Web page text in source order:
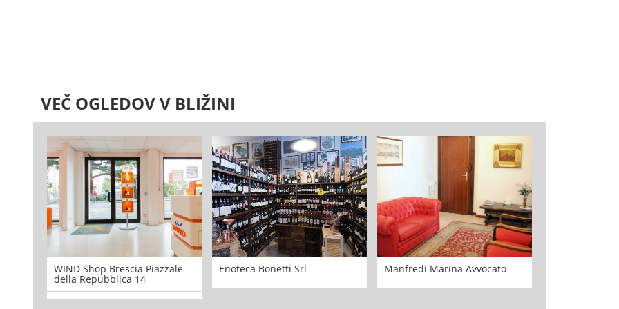
VEČ OGLEDOV V BLIŽINI
WIND Shop Brescia Piazzale
della Repubblica 14
Enoteca Bonetti Srl Manfredi Marina Avvocato